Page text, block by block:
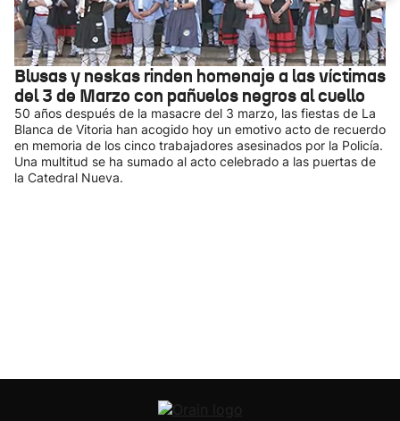
Blusas y neskas rinden homenaje a las víctimas
del 3 de Marzo con pañuelos negros al cuello
50 años después de la masacre del 3 marzo, las fiestas de La
Blanca de Vitoria han acogido hoy un emotivo acto de recuerdo
en memoria de los cinco trabajadores asesinados por la Policía.
Una multitud se ha sumado al acto celebrado a las puertas de
la Catedral Nueva.